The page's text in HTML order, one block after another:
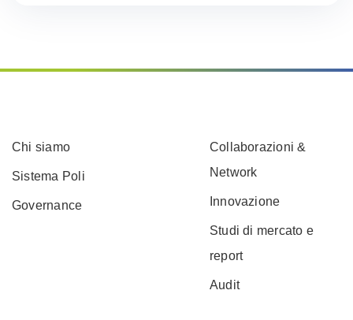
Chi siamo
Sistema Poli
Governance
Collaborazioni &
Network
Innovazione
Studi di mercato e
report
Audit